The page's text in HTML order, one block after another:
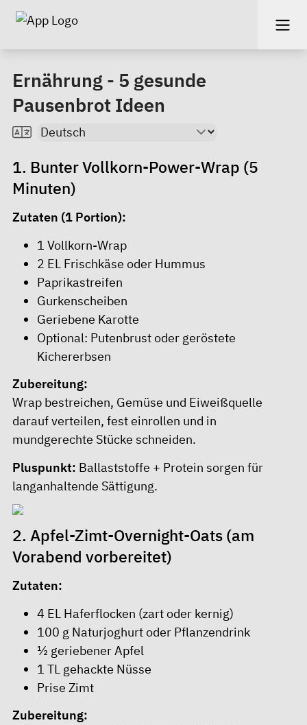
Ernährung - 5 gesunde
Pausenbrot Ideen
1. Bunter Vollkorn-Power-Wrap (5
Minuten)
Zutaten (1 Portion):
1 Vollkorn-Wrap
2 EL Frischkäse oder Hummus
Paprikastreifen
Gurkenscheiben
Geriebene Karotte
Optional: Putenbrust oder geröstete
Kichererbsen
Zubereitung:
Wrap bestreichen, Gemüse und Eiweißquelle
darauf verteilen, fest einrollen und in
mundgerechte Stücke schneiden.
Pluspunkt: Ballaststoffe + Protein sorgen für
langanhaltende Sättigung.
2. Apfel-Zimt-Overnight-Oats (am
Vorabend vorbereitet)
Zutaten:
4 EL Haferflocken (zart oder kernig)
100 g Naturjoghurt oder Pflanzendrink
½ geriebener Apfel
1 TL gehackte Nüsse
Prise Zimt
Zubereitung: